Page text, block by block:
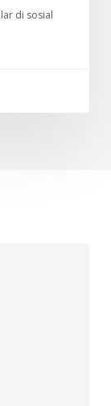
di sosial